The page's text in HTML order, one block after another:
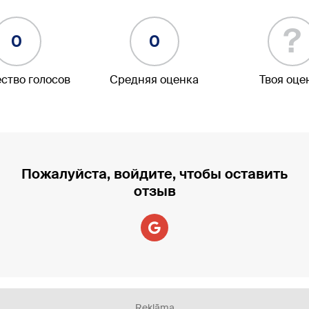
0
голосов
0
Средняя оценка
?
Твоя
Пожалуйста, войдите, чтобы оставить
отзыв